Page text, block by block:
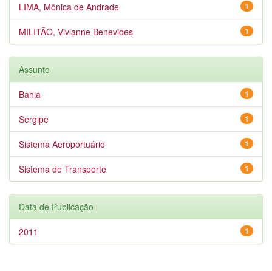
1
LIMA, Mônica de Andrade
1
MILITÃO, Vivianne Benevides
Assunto
1
Bahia
1
Sergipe
1
Sistema Aeroportuário
1
Sistema de Transporte
Data de Publicação
1
2011